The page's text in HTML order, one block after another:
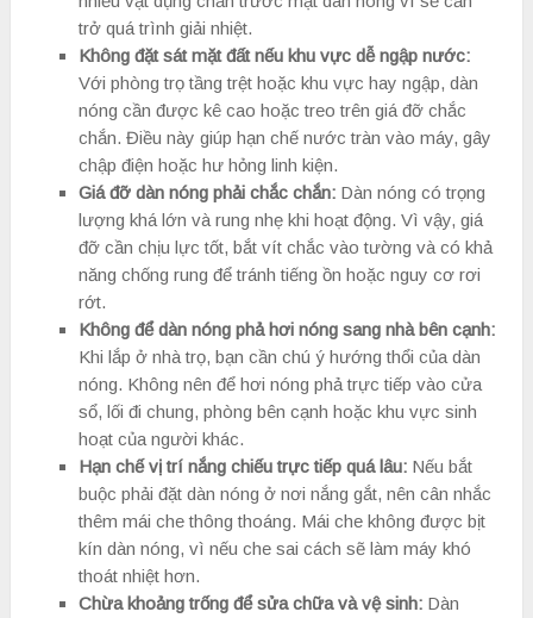
trở quá trình giải nhiệt.
Không đặt sát mặt đất nếu khu vực dễ ngập nước:
Với phòng trọ tầng trệt hoặc khu vực hay ngập, dàn
nóng cần được kê cao hoặc treo trên giá đỡ chắc
chắn. Điều này giúp hạn chế nước tràn vào máy, gây
chập điện hoặc hư hỏng linh kiện.
Giá đỡ dàn nóng phải chắc chắn: Dàn nóng có trọng
lượng khá lớn và rung nhẹ khi hoạt động. Vì vậy, giá
đỡ cần chịu lực tốt, bắt vít chắc vào tường và có khả
năng chống rung để tránh tiếng ồn hoặc nguy cơ rơi
rớt.
Không để dàn nóng phả hơi nóng sang nhà bên cạnh:
Khi lắp ở nhà trọ, bạn cần chú ý hướng thổi của dàn
nóng. Không nên để hơi nóng phả trực tiếp vào cửa
sổ, lối đi chung, phòng bên cạnh hoặc khu vực sinh
hoạt của người khác.
Hạn chế vị trí nắng chiếu trực tiếp quá lâu: Nếu bắt
buộc phải đặt dàn nóng ở nơi nắng gắt, nên cân nhắc
thêm mái che thông thoáng. Mái che không được bịt
kín dàn nóng, vì nếu che sai cách sẽ làm máy khó
thoát nhiệt hơn.
Chừa khoảng trống để sửa chữa và vệ sinh: Dàn